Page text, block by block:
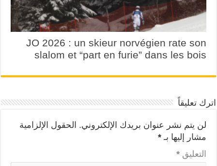
JO 2026 : un skieur norvégien rate son
slalom et “part en furie” dans les bois
اترك تعليقاً
لن يتم نشر عنوان بريدك الإلكتروني.
الحقول الإلزامية
مشار إليها بـ *
التعليق *